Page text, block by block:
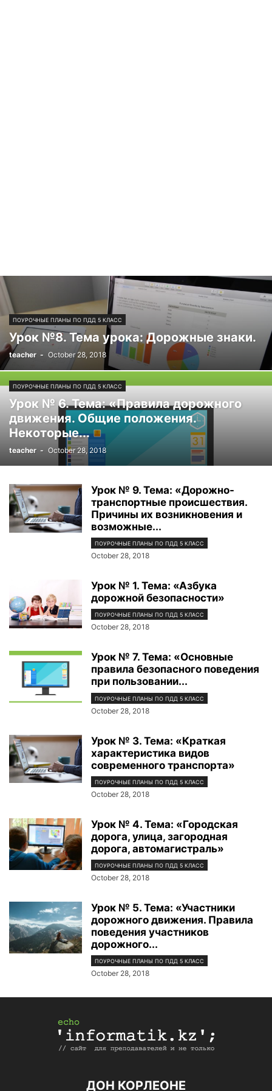
ПОУРОЧНЫЕ ПЛАНЫ ПО ПДД 5 КЛАСС
Урок №8. Тема урока: Дорожные знаки.
teacher - October 28, 2018
ПОУРОЧНЫЕ ПЛАНЫ ПО ПДД 5 КЛАСС
Урок № 6. Тема: «Правила дорожного
движения. Общие положения.
Некоторые...
teacher - October 28, 2018
Урок № 9. Тема: «Дорожно-
транспортные происшествия.
Причины их возникновения и
возможные...
ПОУРОЧНЫЕ ПЛАНЫ ПО ПДД 5 КЛАСС
October 28, 2018
Урок № 1. Тема: «Азбука
дорожной безопасности»
ПОУРОЧНЫЕ ПЛАНЫ ПО ПДД 5 КЛАСС
October 28, 2018
Урок № 7. Тема: «Основные
правила безопасного поведения
при пользовании...
ПОУРОЧНЫЕ ПЛАНЫ ПО ПДД 5 КЛАСС
October 28, 2018
Урок № 3. Тема: «Краткая
характеристика видов
современного транспорта»
ПОУРОЧНЫЕ ПЛАНЫ ПО ПДД 5 КЛАСС
October 28, 2018
Урок № 4. Тема: «Городская
дорога, улица, загородная
дорога, автомагистраль»
ПОУРОЧНЫЕ ПЛАНЫ ПО ПДД 5 КЛАСС
October 28, 2018
Урок № 5. Тема: «Участники
дорожного движения. Правила
поведения участников
дорожного...
ПОУРОЧНЫЕ ПЛАНЫ ПО ПДД 5 КЛАСС
October 28, 2018
ДОН КОРЛЕОНЕ